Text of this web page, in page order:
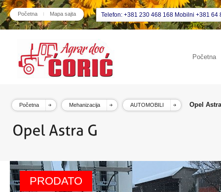
Početna Mapa sajta Telefon: +381 230 468 168 Mobilni +381 64
Početna
Početna Mehanizacija AUTOMOBILI Opel
PRODATO